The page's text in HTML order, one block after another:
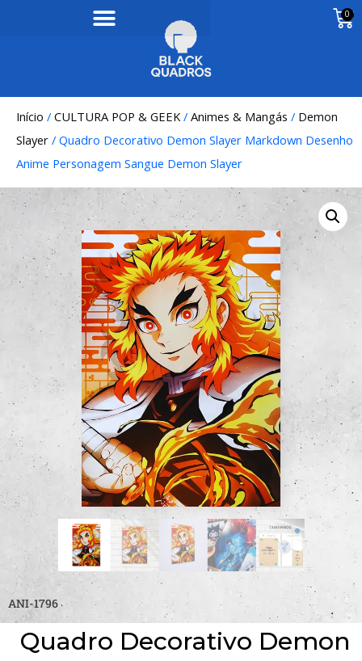
0
Início / CULTURA POP & GEEK/ Animes & Mangás / Demon
Slayer / Quadro Decorativo Demon Slayer Markdown Desenho
Anime Personagem Sangue Demon Slayer
ANI-1796
Quadro Decorativo Demon